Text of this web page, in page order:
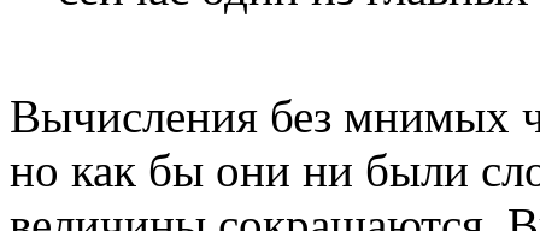
Вычисления без мнимых
но как бы они ни были